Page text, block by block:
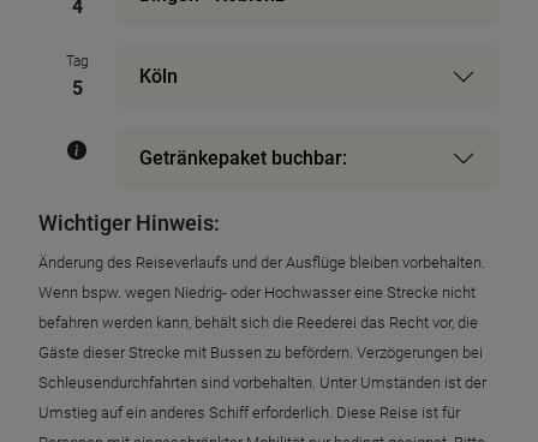
4
Tag
5
Köln
Getränkepaket buchbar:
Wichtiger Hinweis:
Änderung des Reiseverlaufs und der Ausflüge bleiben vorbehalten.
Wenn bspw. wegen Niedrig- oder Hochwasser eine Strecke nicht
befahren werden kann, behält sich die Reederei das Recht vor, die
Gäste dieser Strecke mit Bussen zu befördern. Verzögerungen bei
Schleusendurchfahrten sind vorbehalten. Unter Umständen ist der
Umstieg auf ein anderes Schiff erforderlich. Diese Reise ist für